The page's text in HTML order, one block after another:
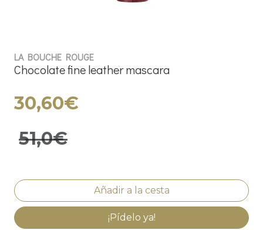
LA BOUCHE ROUGE
Chocolate fine leather mascara
30,60€
51,0€
¡Pídelo ya!